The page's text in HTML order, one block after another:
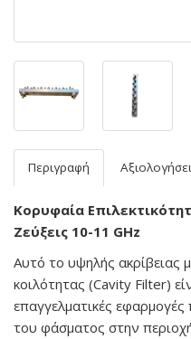
Περιγραφή
Κορυφαία
Ζεύξεις 10-11 GHz
Αυτό το υψηλής ακρίβειας
κοιλότητας (Cavity Filter)
επαγγελματικές
του φάσματος στην